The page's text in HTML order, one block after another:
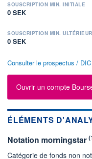
SOUSCRIPTION MIN. INITIALE
0 SEK
SOUSCRIPTION MIN.
0 SEK
Consulter le prospectus / DIC
Ouvrir un compte
ÉLÉMENTS
Notation morningstar
Catégorie de fonds non